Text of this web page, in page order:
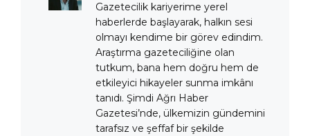
Gazetecilik kariyerime yerel
haberlerde başlayarak, halkın sesi
olmayı kendime bir görev edindim.
Araştırma gazeteciliğine olan
tutkum, bana hem doğru hem de
etkileyici hikayeler sunma imkânı
tanıdı. Şimdi Ağrı Haber
Gazetesi’nde, ülkemizin gündemini
tarafsız ve şeffaf bir şekilde